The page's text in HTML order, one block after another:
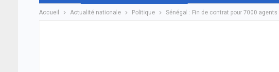
Accueil Actualité nationale Politique Sénégal : Fin de contrat pour 7000 agents